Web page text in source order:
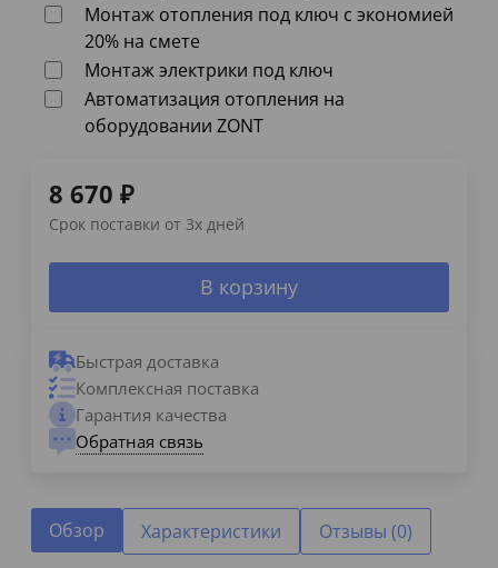
Монтаж отопления под ключ с экономией
20% на смете
Монтаж электрики под ключ
Автоматизация отопления на
оборудовании ZONT
8 670 ₽
Срок поставки от 3х дней
В корзину
Быстрая доставка
Комплексная поставка
Гарантия качества
Обратная связь
Обзор Характеристики Отзывы (0)